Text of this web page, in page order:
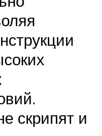
скрипят и